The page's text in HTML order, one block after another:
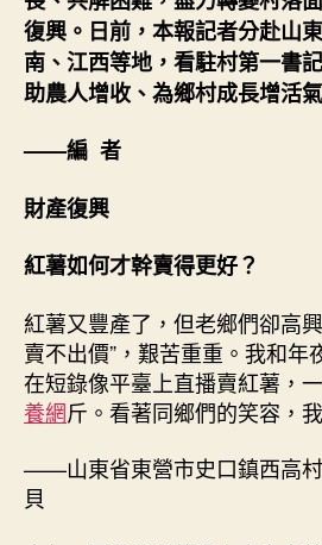
復興。日前，本報記者分赴山
南、江西等地，看駐村第一書
助農人增收、為鄉村成長增活
——編 者
財產復興
紅薯如何才幹賣得更好？
紅薯又豐產了，但老鄉們卻高
賣不出價”，艱苦重重。我和年
在短錄像平臺上直播賣紅薯，
養網斤。看著同鄉們的笑容，
——山東省東營市史口鎮西高
貝